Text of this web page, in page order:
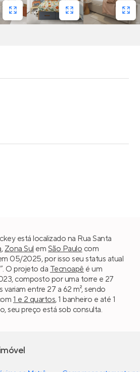
está localizado na Rua Santa
, Zona Sul em São Paulo com
05/2025, por isso seu status atual
O projeto da Tecnoapê é um
composto por uma torre e 27
variam entre 27 a 62 m², sendo
1 e 2 quartos, 1 banheiro e até 1
seu preço está sob consulta.